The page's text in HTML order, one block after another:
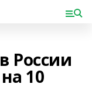
России
10